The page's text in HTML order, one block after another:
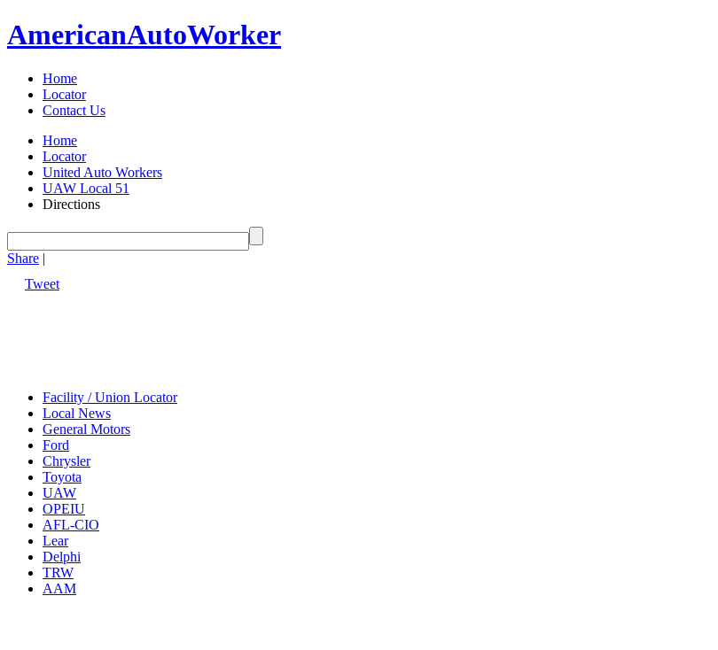
AmericanAutoWorker
Home
Locator
Contact Us
Home
Locator
United Auto Workers
UAW Local 51
Directions
Share |
Tweet
Facility / Union Locator
Local News
General Motors
Ford
Chrysler
Toyota
UAW
OPEIU
AFL-CIO
Lear
Delphi
TRW
AAM